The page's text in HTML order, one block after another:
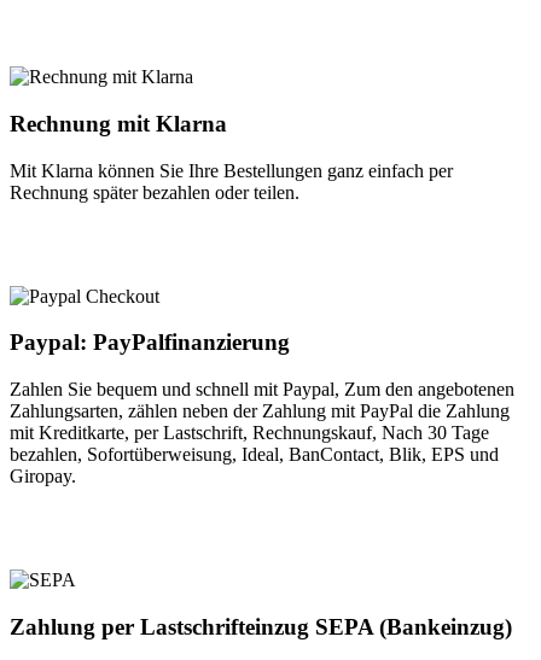
Rechnung mit Klarna
Mit Klarna können Sie Ihre Bestellungen ganz einfach per
Rechnung später bezahlen oder teilen.
Paypal: PayPalfinanzierung
Zahlen Sie bequem und schnell mit Paypal, Zum den angebotenen
Zahlungsarten, zählen neben der Zahlung mit PayPal die Zahlung
mit Kreditkarte, per Lastschrift, Rechnungskauf, Nach 30 Tage
bezahlen, Sofortüberweisung, Ideal, BanContact, Blik, EPS und
Giropay.
Zahlung per Lastschrifteinzug SEPA (Bankeinzug)